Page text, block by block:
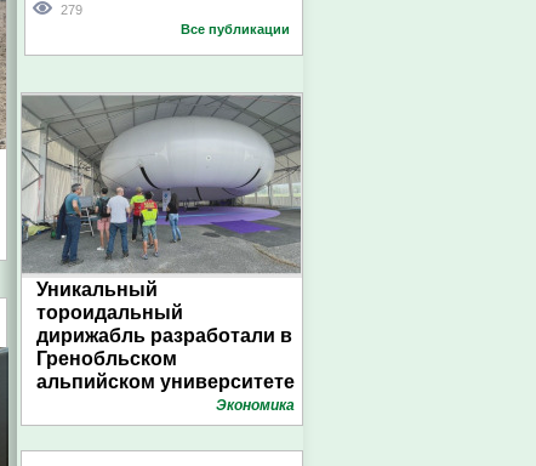
279
Все публикации
Уникальный
тороидальный
дирижабль разработали в
Гренобльском
альпийском университете
Экономика